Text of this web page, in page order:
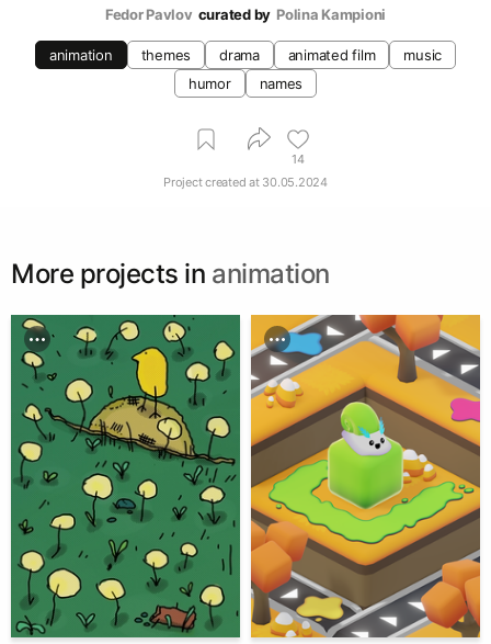
Fedor Pavlov curated by Polina Kampioni
animation themes drama animated film
music
humor
names
14
Project created at 30.05.2024
More projects in animation